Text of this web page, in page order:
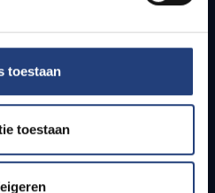
toestaan
toestaan
scholen